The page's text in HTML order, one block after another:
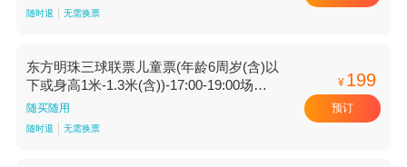
随时退 无需换票
东方明珠三球联票儿童票(年龄6周岁(含)以
下或身高1米-1.3米(含))-17:00-19:00场
【17:00-19:00场】
随买随用
随时退 无需换票
¥ 199
预订